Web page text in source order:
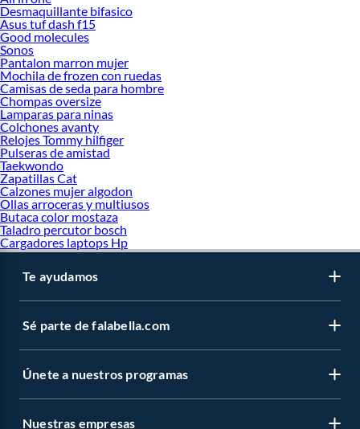
Desmaquillante bifasico
Asus tuf dash f15
Good molecules
Sonos
Pantalon marron mujer
Mochila de frozen con ruedas
Camisas de seda para hombre
Chompas oversize
Lamparas para ninas
Colchones avanty
Relojes Tommy hilfiger
Pulseras de amistad
Taekwondo
Zapatillas Cat
Calzones mujer algodon
Ollas arroceras y multiusos
Butaca color mostaza
Taladro percutor bosch
Cargadores laptops Hp
Te ayudamos
Sé parte de falabella.com
Únete a nuestros programas
Nuestras empresas